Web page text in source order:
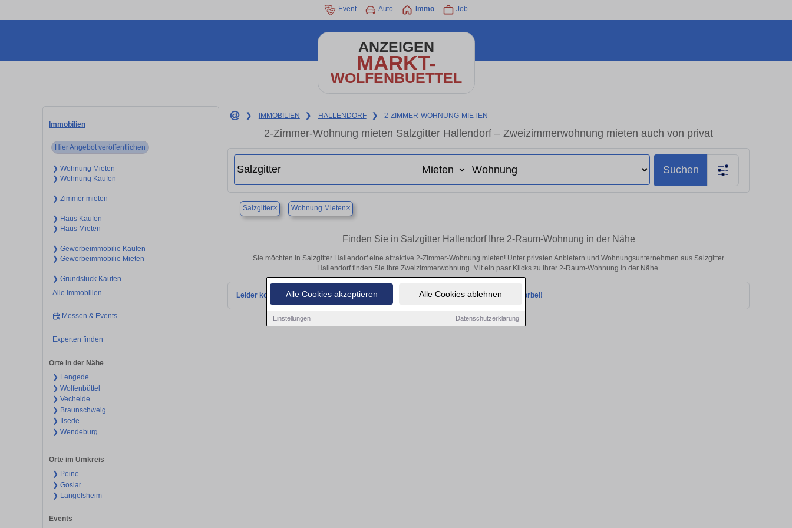
Alle Cookies akzeptieren Alle Cookies ablehnen
Einstellungen Datenschutzerklärung
Event Auto Immo Job
ANZEIGEN
MARKT-
WOLFENBUETTEL
Immobilien
Hier Angebot veröffentlichen
❯ Wohnung Mieten
❯ Wohnung Kaufen
❯ Zimmer mieten
❯ Haus Kaufen
❯ Haus Mieten
❯ Gewerbeimmobilie Kaufen
❯ Gewerbeimmobilie Mieten
❯ Grundstück Kaufen
Alle Immobilien
Messen & Events
Experten finden
Orte in der Nähe
❯ Lengede
❯ Wolfenbüttel
❯ Vechelde
❯ Braunschweig
❯ Ilsede
❯ Wendeburg
Orte im Umkreis
❯ Peine
❯ Goslar
❯ Langelsheim
Events
❯ IMMOBILIEN ❯ HALLENDORF ❯ 2-ZIMMER-WOHNUNG-MIETEN
2-Zimmer-Wohnung mieten Salzgitter Hallendorf – Zweizimmerwohnung mieten auch von privat
Suchen
Salzgitter× Wohnung Mieten×
Finden Sie in Salzgitter Hallendorf Ihre 2-Raum-Wohnung in der Nähe
Sie möchten in Salzgitter Hallendorf eine attraktive 2-Zimmer-Wohnung mieten! Unter privaten Anbietern und Wohnungsunternehmen aus Salzgitter
Hallendorf finden Sie Ihre Zweizimmerwohnung. Mit ein paar Klicks zu Ihrer 2-Raum-Wohnung in der Nähe.
Leider konnten wir derzeit keine passenden Objekte finden. Schauen Sie bald wieder vorbei!